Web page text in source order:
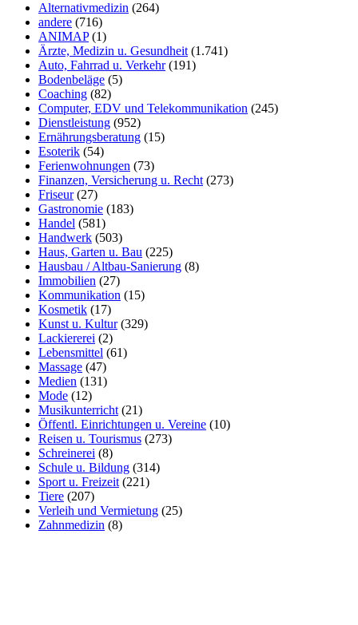
Alternativmedizin (264)
andere (716)
ANIMAP(1)
Ärzte, Medizin u. Gesundheit (1.741)
Auto, Fahrrad u. Verkehr(191)
Bodenbeläge (5)
Coaching (82)
Computer, EDV und Telekommunikation (245)
Dienstleistung (952)
Ernährungsberatung (15)
Esoterik (54)
Ferienwohnungen (73)
Finanzen, Versicherung u. Recht (273)
Friseur(27)
Gastronomie (183)
Handel (581)
Handwerk (503)
Haus, Garten u. Bau (225)
Hausbau / Altbau-Sanierung (8)
Immobilien (27)
Kommunikation (15)
Kosmetik (17)
Kunst u. Kultur(329)
Lackiererei (2)
Lebensmittel (61)
Massage (47)
Medien (131)
Mode (12)
Musikunterricht (21)
Öffentl. Einrichtungen u. Vereine (10)
Reisen u. Tourismus (273)
Schreinerei (8)
Schule u. Bildung (314)
Sport u. Freizeit (221)
Tiere (207)
Verleih und Vermietung (25)
Zahnmedizin (8)